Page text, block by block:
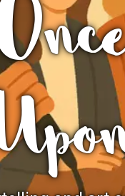
SOCIAL I
ESPLAIS
TERCER
SOCIAL I
ESPLAIS
TERCER